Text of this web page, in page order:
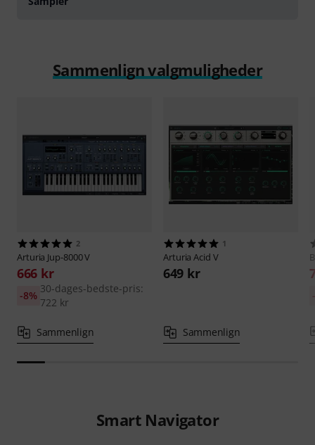
Sammenlign valgmuligheder
2
Arturia Jup-8000 V
666 kr
30-dages-bedste-pris:
722 kr
-8%
Sammenlign
1
ArturiaAcid V
649 kr
Sammenlign
Smart Navigator